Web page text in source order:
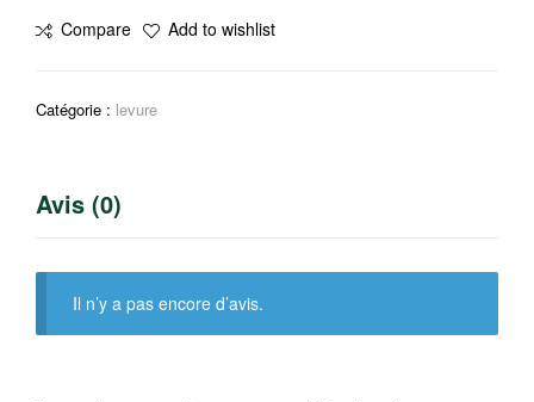
Clark’sCompare Add to wishlist
Catégorie : levure
Avis (0)
Il n’y a pas encore d’avis.